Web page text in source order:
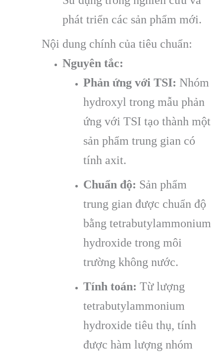
phát triển các sản phẩm mới.
Nội dung chính của tiêu chuẩn:
Nguyên tắc:
Phản ứng với TSI: Nhóm
hydroxyl trong mẫu phản
ứng với TSI tạo thành một
sản phẩm trung gian có
tính axit.
Chuẩn độ: Sản phẩm
trung gian được chuẩn độ
bằng tetrabutylammonium
hydroxide trong môi
trường không nước.
Tính toán: Từ lượng
tetrabutylammonium
hydroxide tiêu thụ, tính
được hàm lượng nhóm